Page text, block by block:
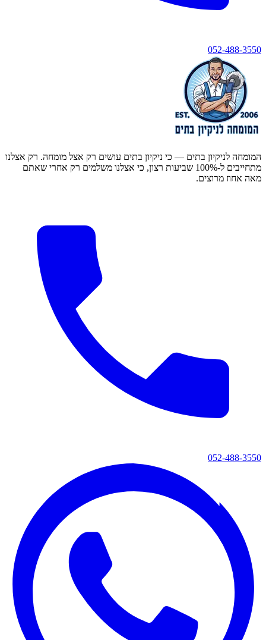
052-488-3550
המומחה לניקיון בתים — כי ניקיון בתים עושים רק אצל מומחה. רק אצלנו
מתחייבים ל-100% שביעות רצון, כי אצלנו משלמים רק אחרי שאתם
מאה אחוז מרוצים.
052-488-3550